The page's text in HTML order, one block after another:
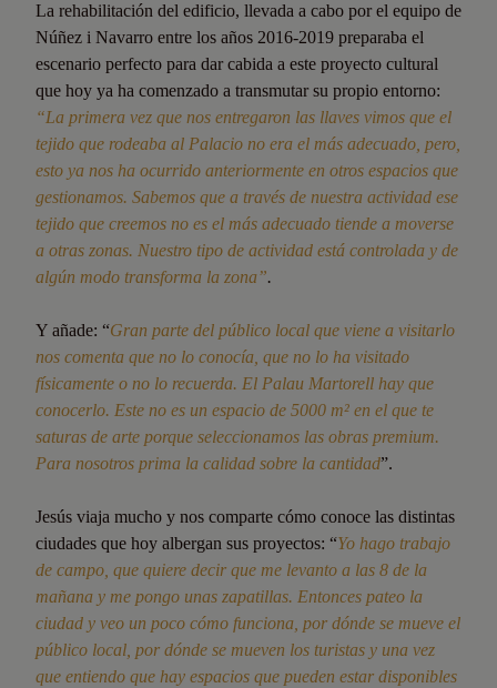
La rehabilitación del edificio, llevada a cabo por el equipo de
Núñez i Navarro entre los años 2016-2019 preparaba el
escenario perfecto para dar cabida a este proyecto cultural
que hoy ya ha comenzado a transmutar su propio entorno:
“La primera vez que nos entregaron las llaves vimos que el
tejido que rodeaba al Palacio no era el más adecuado, pero,
esto ya nos ha ocurrido anteriormente en otros espacios que
gestionamos. Sabemos que a través de nuestra actividad ese
tejido que creemos no es el más adecuado tiende a moverse
a otras zonas. Nuestro tipo de actividad está controlada y de
algún modo transforma la zona”.
Y añade: “Gran parte del público local que viene a visitarlo
nos comenta que no lo conocía, que no lo ha visitado
físicamente o no lo recuerda. El Palau Martorell hay que
conocerlo. Este no es un espacio de 5000 m² en el que te
saturas de arte porque seleccionamos las obras premium.
Para nosotros prima la calidad sobre la cantidad”.
Jesús viaja mucho y nos comparte cómo conoce las distintas
ciudades que hoy albergan sus proyectos: “Yo hago trabajo
de campo, que quiere decir que me levanto a las 8 de la
mañana y me pongo unas zapatillas. Entonces pateo la
ciudad y veo un poco cómo funciona, por dónde se mueve el
público local, por dónde se mueven los turistas y una vez
que entiendo que hay espacios que pueden estar disponibles